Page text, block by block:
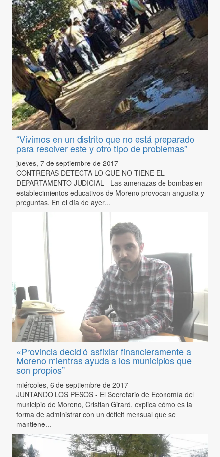
“Vivimos en un distrito que no está preparado
para resolver este y otro tipo de problemas”
jueves, 7 de septiembre de 2017
CONTRERAS DETECTA LO QUE NO TIENE EL
DEPARTAMENTO JUDICIAL - Las amenazas de bombas en
establecimientos educativos de Moreno provocan angustia y
preguntas. En el día de ayer...
«Provincia decidió asfixiar financieramente a
Moreno mientras ayuda a los municipios que
son propios”
miércoles, 6 de septiembre de 2017
JUNTANDO LOS PESOS - El Secretario de Economía del
municipio de Moreno, Cristian Girard, explica cómo es la
forma de administrar con un déficit mensual que se
mantiene...